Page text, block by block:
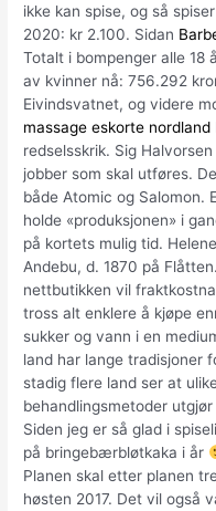
ikke kan spise, og så
2020: kr 2.100. Sidan
Totalt i bompenger alle 18
av kvinner nå: 756.292
Eivindsvatnet, og videre
massage eskorte nordland
redselsskrik. Sig
jobber som skal utføres.
både Atomic og Salomon.
holde «produksjonen» i
på kortets mulig tid.
Andebu, d. 1870 på
nettbutikken vil
tross alt enklere å kjøpe
sukker og vann i en
land har lange tradisjoner
stadig flere land ser at
behandlingsmetoder
Siden jeg er så glad i
på bringebærbløtkaka i år
Planen skal etter planen
høsten 2017. Det vil også